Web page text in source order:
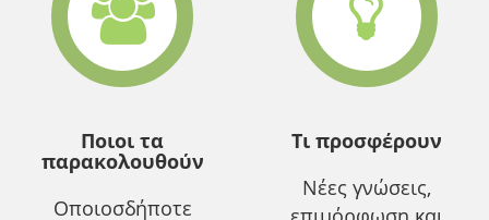
Ποιοι τα
παρακολουθούν
Οποιοσδήποτε
Τι προσφέρουν
Νέες γνώσεις,